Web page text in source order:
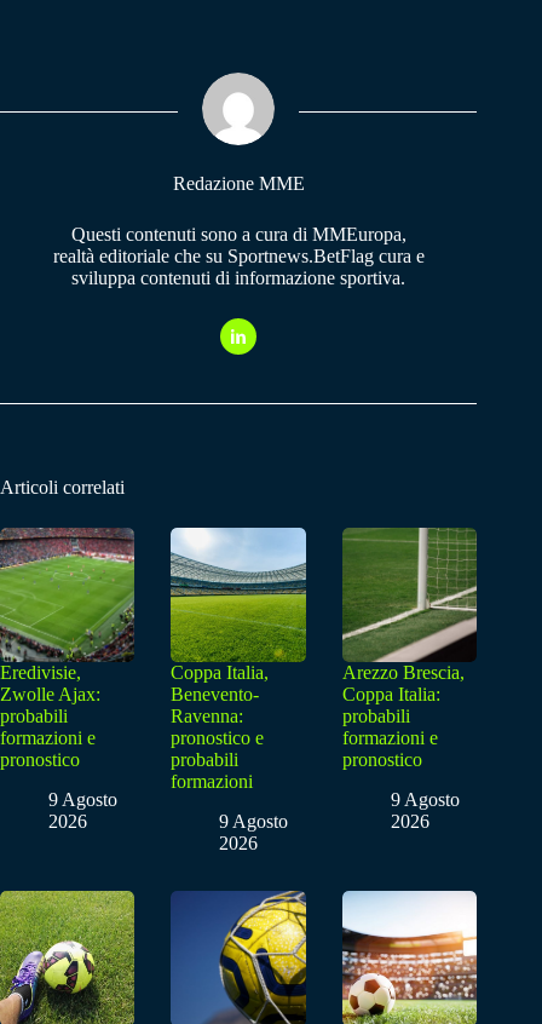
pp m
Redazione MME
Questi contenuti sono a cura di MMEuropa,
realtà editoriale che su Sportnews.BetFlag cura e
sviluppa contenuti di informazione sportiva.
Articoli correlati
Eredivisie,
Zwolle Ajax:
probabili
formazioni e
pronostico
9 Agosto
2026
Coppa Italia,
Benevento-
Ravenna:
pronostico e
probabili
formazioni
9 Agosto
2026
Arezzo Brescia,
Coppa Italia:
probabili
formazioni e
pronostico
9 Agosto
2026